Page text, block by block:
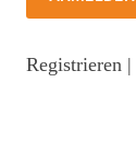
Registrieren |